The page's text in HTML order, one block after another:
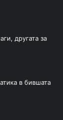
другата за
в бившата